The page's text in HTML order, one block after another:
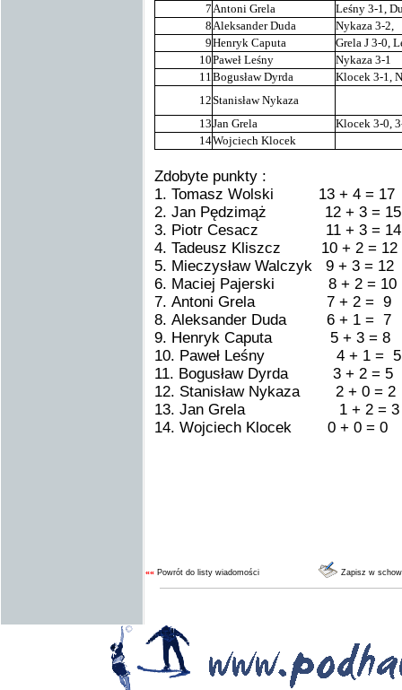
7Antoni Grela
Leśny 3-1,
8Aleksander Duda
Nykaza 3-2,
9Henryk Caputa
Grela J 3-0,
10Paweł Leśny
Nykaza 3-1
11Bogusław Dyrda
Klocek 3-1,
12Stanisław Nykaza
13Jan Grela
Klocek 3-0,
14Wojciech Klocek
Zdobyte punkty :
1. Tomasz Wolski 13 + 4 = 17
2. Jan Pędzimąż 12 + 3 = 15
3. Piotr Cesacz 11 + 3 = 14
4. Tadeusz Kliszcz 10 + 2 = 12
5. Mieczysław Walczyk 9 + 3 = 12
6. Maciej Pajerski 8 + 2 = 10
7. Antoni Grela 7 + 2 = 9
8. Aleksander Duda 6 + 1 = 7
9. Henryk Caputa 5 + 3 = 8
10. Paweł Leśny 4 + 1 = 5
11. Bogusław Dyrda 3 + 2 = 5
12. Stanisław Nykaza 2 + 0 = 2
13. Jan Grela 1 + 2 = 3
14. Wojciech Klocek 0 + 0 = 0
«« Powrót do listy wiadomości Zapisz w